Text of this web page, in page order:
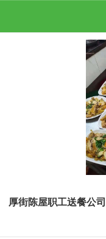
厚街陈屋职工送餐公司